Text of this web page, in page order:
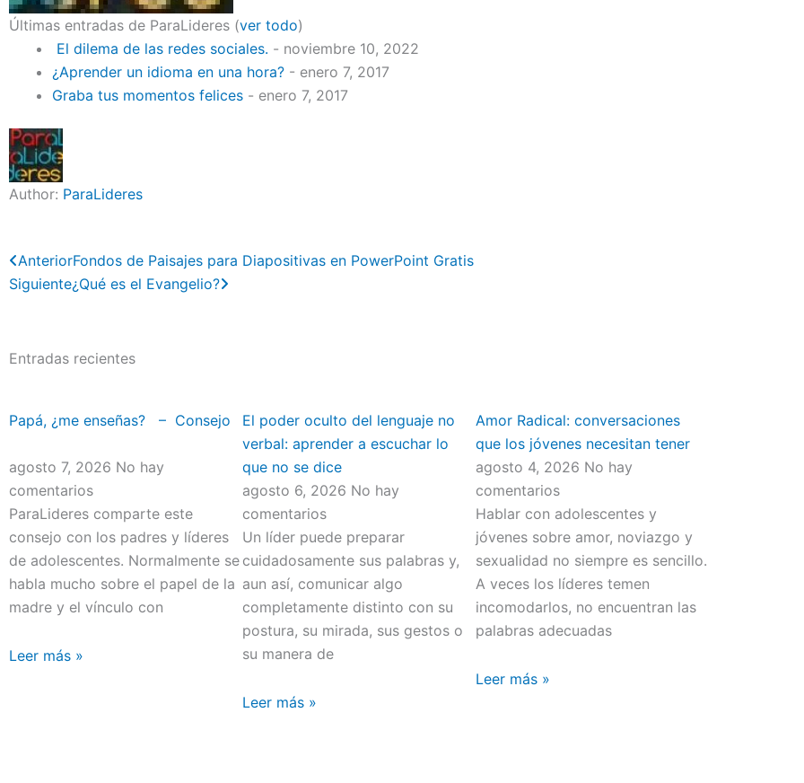
Últimas entradas de ParaLideres (ver todo)
El dilema de las redes sociales. - noviembre 10, 2022
¿Aprender un idioma en una hora? - enero 7, 2017
Graba tus momentos felices - enero 7, 2017
Author: ParaLideres
Previo
AnteriorFondos de Paisajes para Diapositivas en PowerPoint Gratis
Siguiente¿Qué es el Evangelio?
Next
Entradas recientes
Papá, ¿me enseñas? – Consejo
agosto 7, 2026 No hay
comentarios
ParaLideres comparte este
consejo con los padres y líderes
de adolescentes. Normalmente se
habla mucho sobre el papel de la
madre y el vínculo con
Leer más »
El poder oculto del lenguaje no
verbal: aprender a escuchar lo
que no se dice
agosto 6, 2026 No hay
comentarios
Un líder puede preparar
cuidadosamente sus palabras y,
aun así, comunicar algo
completamente distinto con su
postura, su mirada, sus gestos o
su manera de
Leer más »
Amor Radical: conversaciones
que los jóvenes necesitan tener
agosto 4, 2026 No hay
comentarios
Hablar con adolescentes y
jóvenes sobre amor, noviazgo y
sexualidad no siempre es sencillo.
A veces los líderes temen
incomodarlos, no encuentran las
palabras adecuadas
Leer más »